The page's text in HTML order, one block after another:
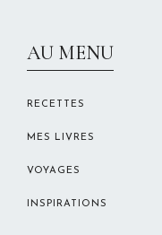
AU MENU
RECETTES
MES LIVRES
VOYAGES
INSPIRATIONS